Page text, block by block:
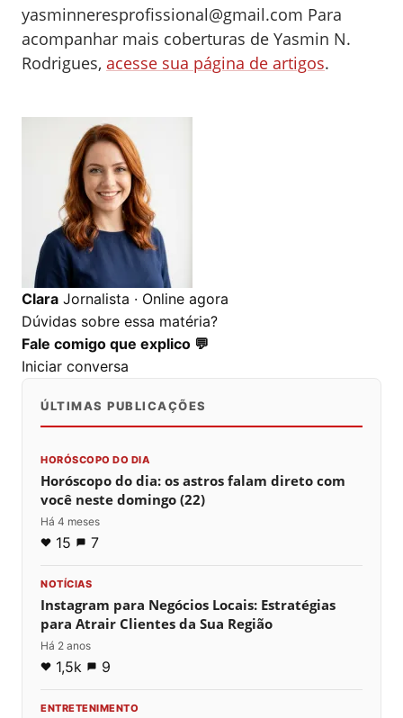
yasminneresprofissional@gmail.com Para
acompanhar mais coberturas de Yasmin N.
Rodrigues, acesse sua página de artigos.
Clara Jornalista · Online agora
Dúvidas sobre essa matéria?
Fale comigo que explico 💬
Iniciar conversa
ÚLTIMAS PUBLICAÇÕES
HORÓSCOPO DO DIA
Horóscopo do dia: os astros falam direto com
você neste domingo (22)
Há 4 meses
15 7
NOTÍCIAS
Instagram para Negócios Locais: Estratégias
para Atrair Clientes da Sua Região
Há 2 anos
1,5k 9
ENTRETENIMENTO